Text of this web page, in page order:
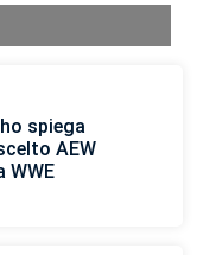
spiega
AEW
WWE